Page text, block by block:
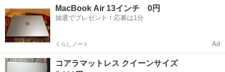
MacBook Air 13インチ 0円
抽選でプレゼント！応募は1分
くらしノート Ad
コアラマットレス クイーンサイズ